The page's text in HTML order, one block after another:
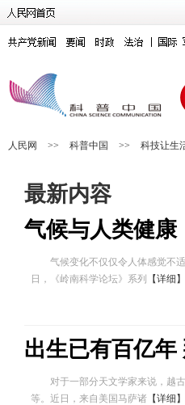
人民网 >> 科普中国 >> 科技让生
最新内容
气候与人类健康
气候变化不仅仅令人体感觉不适
日，《岭南科学论坛》系列
【详细】
出生已有百亿
对于一部分天文学家来说，越古
等。近日，来自美国马萨诸 【详细】